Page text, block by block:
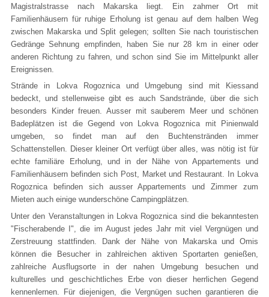
Magistralstrasse nach Makarska liegt. Ein zahmer Ort mit
Familienhäusern für ruhige Erholung ist genau auf dem halben Weg
zwischen Makarska und Split gelegen; sollten Sie nach touristischen
Gedränge Sehnung empfinden, haben Sie nur 28 km in einer oder
anderen Richtung zu fahren, und schon sind Sie im Mittelpunkt aller
Ereignissen.
Strände in Lokva Rogoznica und Umgebung sind mit Kiessand
bedeckt, und stellenweise gibt es auch Sandstrände, über die sich
besonders Kinder freuen. Ausser mit sauberem Meer und schönen
Badeplätzen ist die Gegend von Lokva Rogoznica mit Pinienwald
umgeben, so findet man auf den Buchtenstränden immer
Schattenstellen. Dieser kleiner Ort verfügt über alles, was nötig ist für
echte familiäre Erholung, und in der Nähe von Appartements und
Familienhäusern befinden sich Post, Market und Restaurant. In Lokva
Rogoznica befinden sich ausser Appartements und Zimmer zum
Mieten auch einige wunderschöne Campingplätzen.
Unter den Veranstaltungen in Lokva Rogoznica sind die bekanntesten
"Fischerabende I", die im August jedes Jahr mit viel Vergnügen und
Zerstreuung stattfinden. Dank der Nähe von Makarska und Omis
können die Besucher in zahlreichen aktiven Sportarten genießen,
zahlreiche Ausflugsorte in der nahen Umgebung besuchen und
kulturelles und geschichtliches Erbe von dieser herrlichen Gegend
kennenlernen. Für diejenigen, die Vergnügen suchen garantieren die